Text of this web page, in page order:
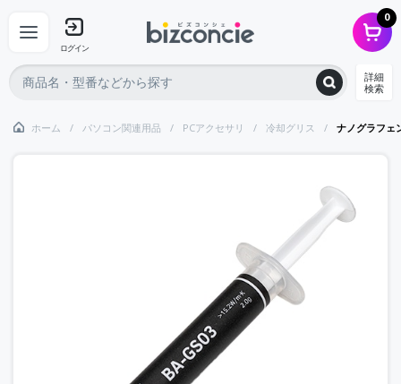
ログイン
0
詳細
検索
ホーム パソコン関連用品 PCアクセサリ 冷却グリス ナノグラフェ